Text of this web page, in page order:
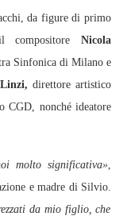
da figure di primo
compositore Nicola
Sinfonica di Milano e
direttore artistico
CGD, nonché ideatore
molto significativa»
e madre di Silvio.
da mio figlio, che